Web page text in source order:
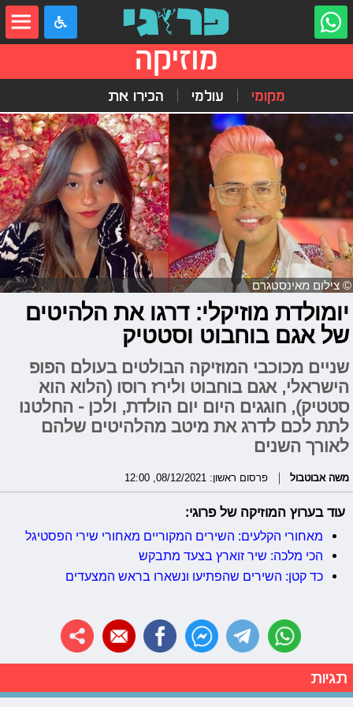
מוזיקה
מקומי עולמי הכירו את
© צילום מאינסטגרם
יומולדת מוזיקלי: דרגו את הלהיטים
של אגם בוחבוט וסטטיק
שניים מכוכבי המוזיקה הבולטים בעולם הפופ
הישראלי, אגם בוחבוט ולירז רוסו (הלוא הוא
סטטיק), חוגגים היום יום הולדת, ולכן - החלטנו
לתת לכם לדרג את מיטב מהלהיטים שלהם
לאורך השנים
משה אבוטבול פרסום ראשון: 08/12/2021, 12:00
עוד בערוץ המוזיקה של פרוגי:
מאחורי הקלעים: השירים המקוריים מאחורי שירי הפסטיגל
הכי מלכה: שיר זוארץ בצעד מתבקש
כד קטן: השירים שהפתיעו ונשארו בראש המצעדים
תגיות